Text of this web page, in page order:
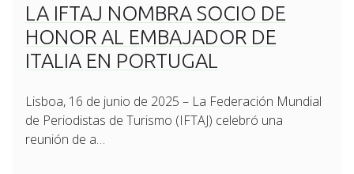
LA IFTAJ NOMBRA SOCIO DE
HONOR AL EMBAJADOR DE
ITALIA EN PORTUGAL
Lisboa, 16 de junio de 2025 – La Federación Mundial
de Periodistas de Turismo (IFTAJ) celebró una
reunión de a…